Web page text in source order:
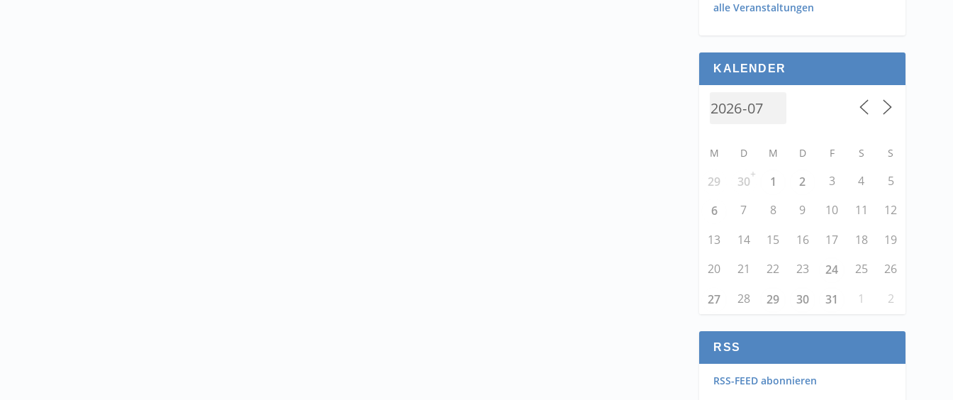
alle Veranstaltungen
KALENDER
M D M D F S S
29 30
+
1 2 3 4
5
6
7 8 9 10 11
12
13
14 15 16 17 18
19
20
21 22 23 24 25
26
27
28 29 30 31 1 2
RSS
RSS-FEED abonnieren